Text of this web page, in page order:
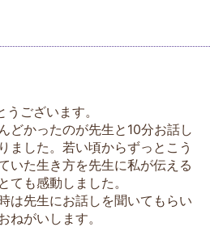
ございます。
どかったのが先生と10分お話し
ました。若い頃からずっとこう
いた生き方を先生に私が伝える
ても感動しました。
は先生にお話しを聞いてもらい
ねがいします。